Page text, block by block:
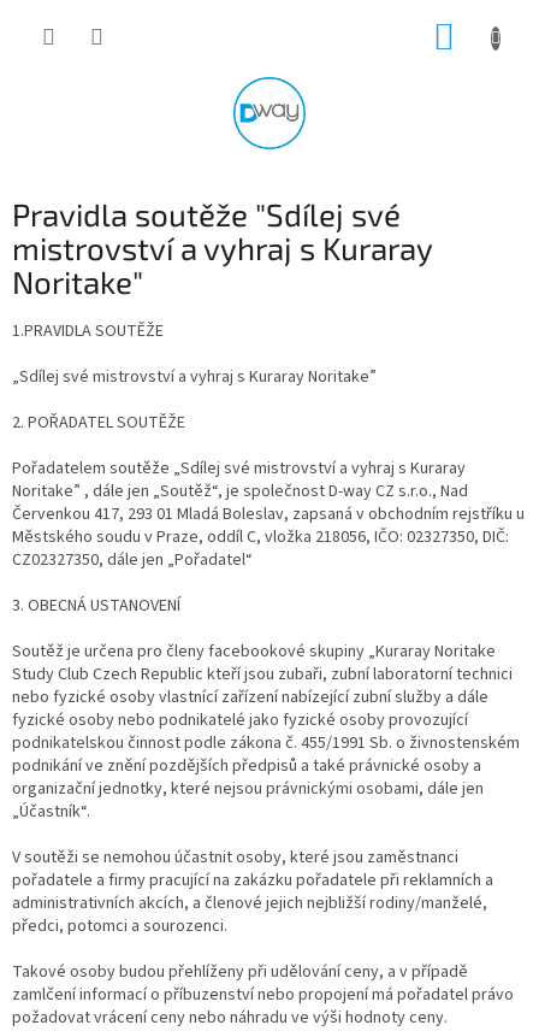
Pravidla soutěže "Sdílej své
mistrovství a vyhraj s Kuraray
Noritake"
1.PRAVIDLA SOUTĚŽE
„Sdílej své mistrovství a vyhraj s Kuraray Noritake”
2. POŘADATEL SOUTĚŽE
Pořadatelem soutěže „Sdílej své mistrovství a vyhraj s Kuraray
Noritake” , dále jen „Soutěž“, je společnost D-way CZ s.r.o., Nad
Červenkou 417, 293 01 Mladá Boleslav, zapsaná v obchodním rejstříku u
Městského soudu v Praze, oddíl C, vložka 218056, IČO: 02327350, DIČ:
CZ02327350, dále jen „Pořadatel“
3. OBECNÁ USTANOVENÍ
Soutěž je určena pro členy facebookové skupiny „Kuraray Noritake
Study Club Czech Republic kteří jsou zubaři, zubní laboratorní technici
nebo fyzické osoby vlastnící zařízení nabízející zubní služby a dále
fyzické osoby nebo podnikatelé jako fyzické osoby provozující
podnikatelskou činnost podle zákona č. 455/1991 Sb. o živnostenském
podnikání ve znění pozdějších předpisů a také právnické osoby a
organizační jednotky, které nejsou právnickými osobami, dále jen
„Účastník“.
V soutěži se nemohou účastnit osoby, které jsou zaměstnanci
pořadatele a firmy pracující na zakázku pořadatele při reklamních a
administrativních akcích, a členové jejich nejbližší rodiny/manželé,
předci, potomci a sourozenci.
Takové osoby budou přehlíženy při udělování ceny, a v případě
zamlčení informací o příbuzenství nebo propojení má pořadatel právo
požadovat vrácení ceny nebo náhradu ve výši hodnoty ceny.